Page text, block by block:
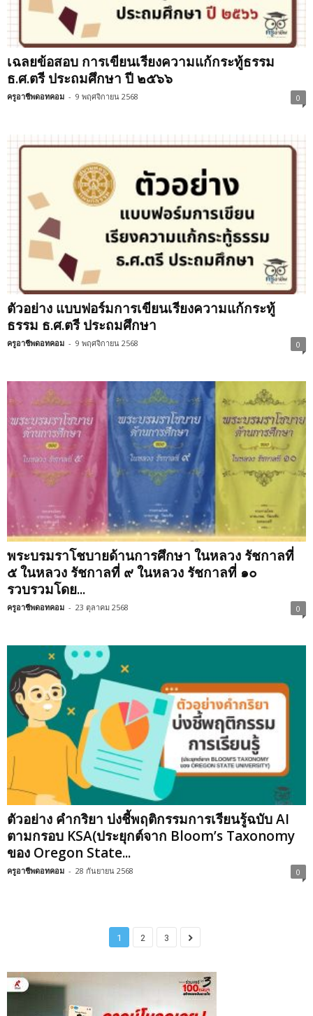
เฉลยข้อสอบ การเขียนเรียงความแก้กระทู้ธรรม
ธ.ศ.ตรี ประถมศึกษา ปี ๒๕๖๖
ครูอาชีพดอทคอม - 9 พฤศจิกายน 2568 0
ตัวอย่าง แบบฟอร์มการเขียนเรียงความแก้กระทู้
ธรรม ธ.ศ.ตรี ประถมศึกษา
ครูอาชีพดอทคอม - 9 พฤศจิกายน 2568 0
พระบรมราโชบายด้านการศึกษา ในหลวง รัชกาลที่
๕ ในหลวง รัชกาลที่ ๙ ในหลวง รัชกาลที่ ๑๐
รวบรวมโดย...
ครูอาชีพดอทคอม - 23 ตุลาคม 2568 0
ตัวอย่าง คำกริยา บ่งชี้พฤติกรรมการเรียนรู้ฉบับ AI
ตามกรอบ KSA(ประยุกต์จาก Bloom’s Taxonomy
ของ Oregon State...
ครูอาชีพดอทคอม - 28 กันยายน 2568 0
1 2 3